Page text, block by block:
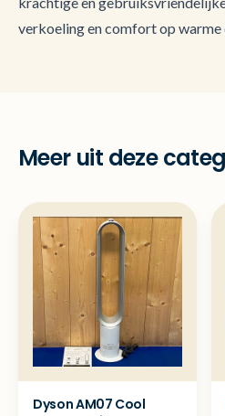
verkoeling en comfort op warme
Meer uit deze
Dyson AM07 Cool